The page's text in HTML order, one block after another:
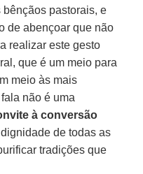
pastorais, e
de abençoar que não
realizar este gesto
que é um meio para
meio às mais
não é uma
à conversão
de todas as
tradições que